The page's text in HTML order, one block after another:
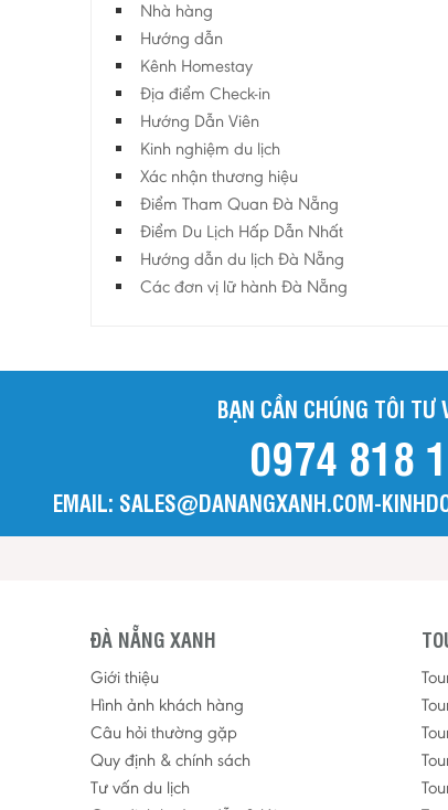
Nhà hàng
Hướng dẫn
Kênh Homestay
Địa điểm Check-in
Hướng Dẫn Viên
Kinh nghiệm du lịch
Xác nhận thương hiệu
Điểm Tham Quan Đà Nẵng
Điểm Du Lịch Hấp Dẫn Nhất
Hướng dẫn du lịch Đà Nẵng
Các đơn vị lữ hành Đà Nẵng
BẠN CẦN CHÚNG TÔI TƯ
0974 818
EMAIL: SALES@DANANGXANH.COM-
ĐÀ NẴNG XANH
Giới thiệu
Hình ảnh khách hàng
Câu hỏi thường gặp
Quy định & chính sách
Tư vấn du lịch